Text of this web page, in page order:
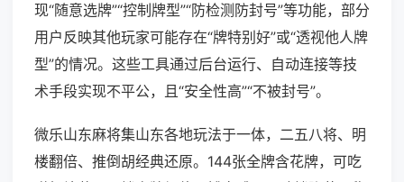
现“随意选牌”“控制牌型”“防检测防封号”等功能，部分
用户反映其他玩家可能存在“牌特别好”或“透视他人牌
型”的情况。这些工具通过后台运行、自动连接等技
术手段实现不平公，且“安全性高”“不被封号”。
微乐山东麻将集山东各地玩法于一体，二五八将、明
楼翻倍、推倒胡经典还原。144张全牌含花牌，可吃